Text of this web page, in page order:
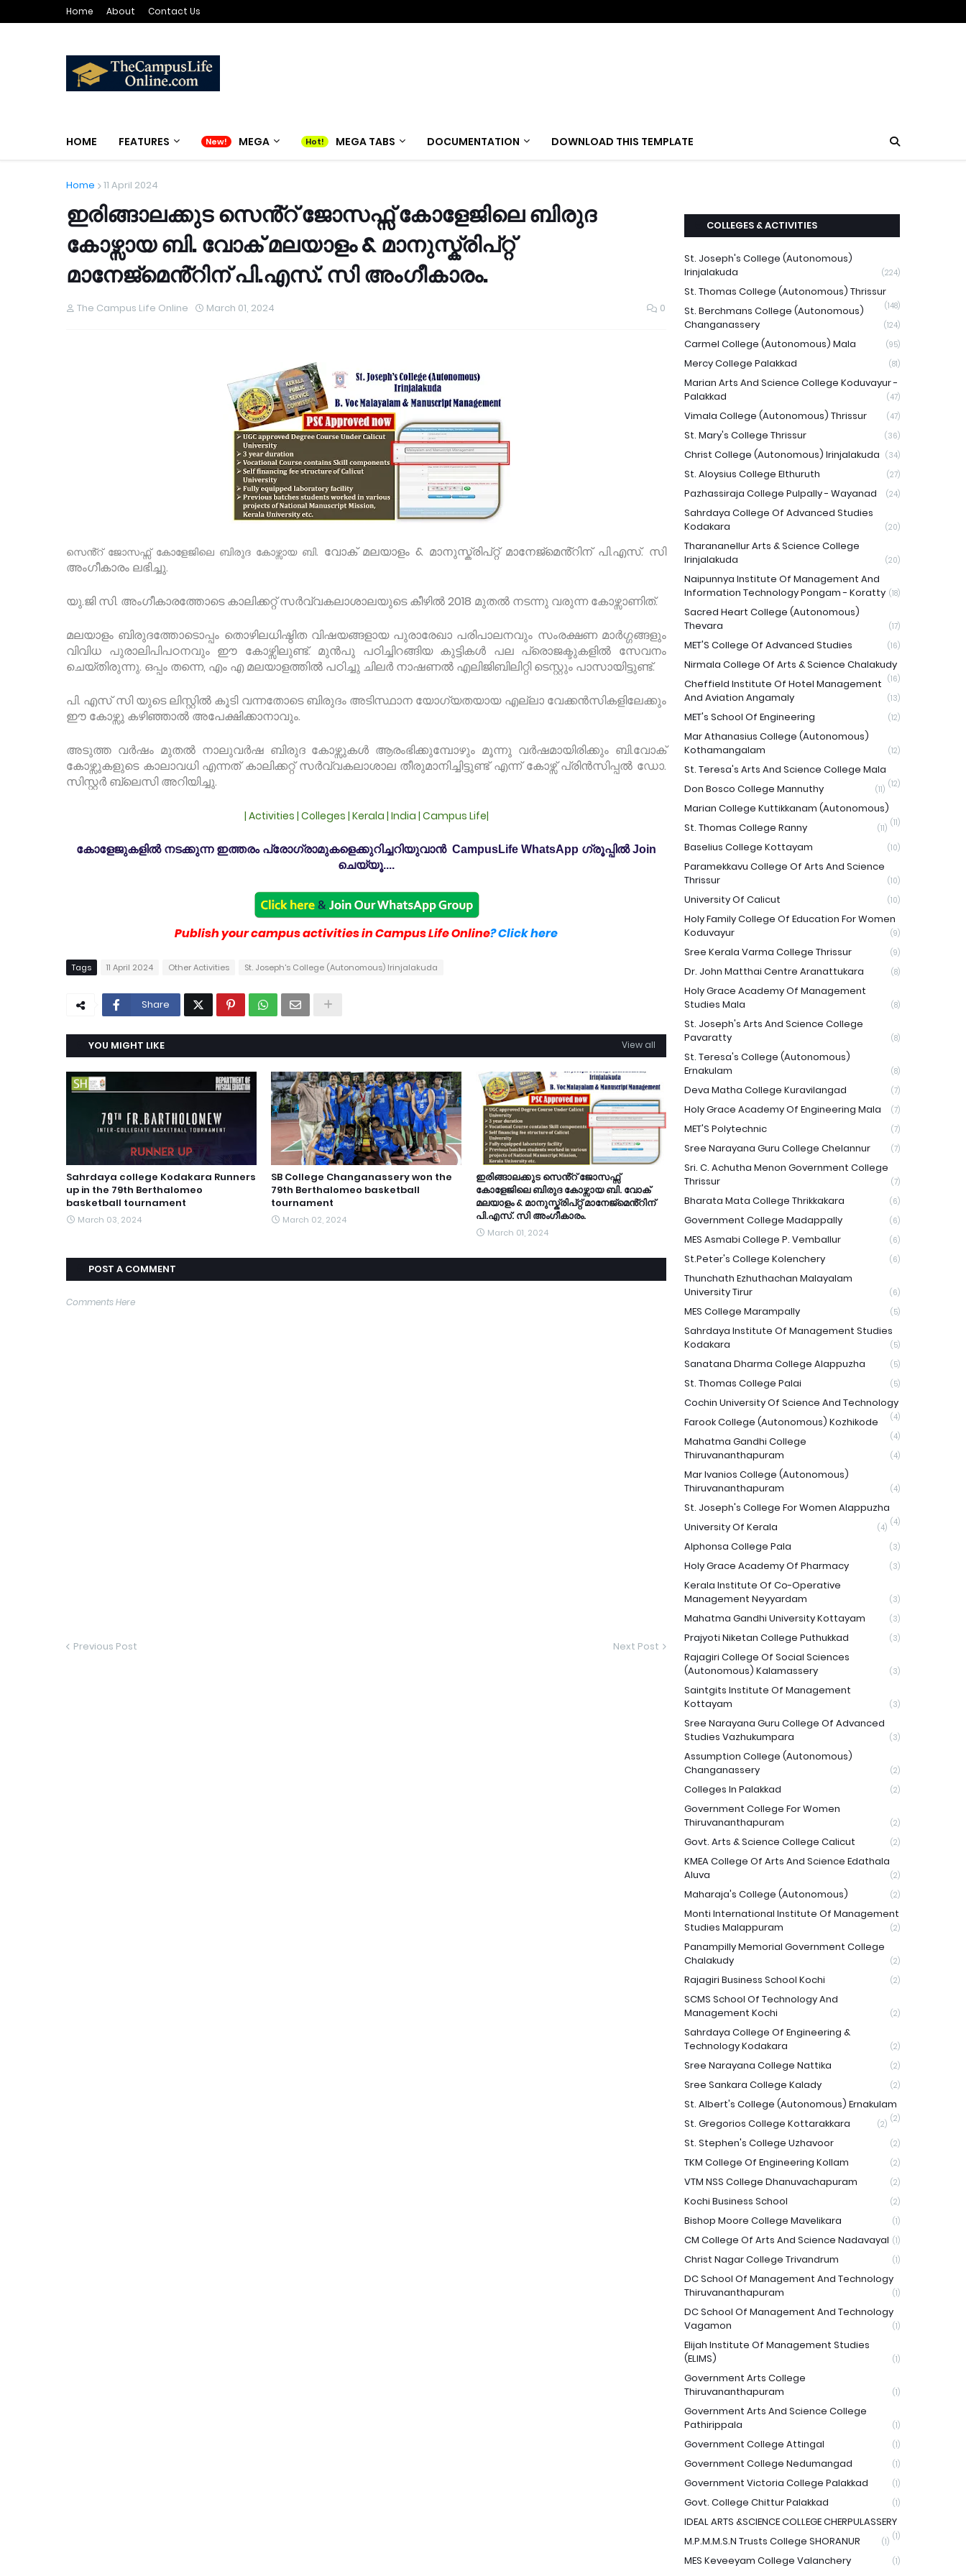
Home About Contact Us
HOME FEATURES MEGA MEGA TABS DOCUMENTATION DOWNLOAD THIS TEMPLATE
Home 11 April 2024
ഇരിങ്ങാലക്കുട സെൻ്റ് ജോസഫ്സ് കോളേജിലെ ബിരുദ
കോഴ്സായ ബി. വോക് മലയാളം & മാനുസ്ക്രിപ്റ്റ്
മാനേജ്മെൻ്റിന് പി.എസ്. സി അംഗീകാരം.
The Campus Life Online March 01, 2024 0
സെൻ്റ് ജോസഫ്സ് കോളേജിലെ ബിരുദ കോഴ്സായ ബി. വോക് മലയാളം & മാനുസ്ക്രിപ്റ്റ് മാനേജ്മെൻ്റിന് പി.എസ്. സി
അംഗീകാരം ലഭിച്ചു.
യു.ജി സി. അംഗീകാരത്തോടെ കാലിക്കറ്റ് സർവ്വകലാശാലയുടെ കീഴിൽ 2018 മുതൽ നടന്നു വരുന്ന കോഴ്സാണിത്.
മലയാളം ബിരുദത്തോടൊപ്പം തൊഴിലധിഷ്ഠിത വിഷയങ്ങളായ പുരാരേഖാ പരിപാലനവും സംരക്ഷണ മാർഗ്ഗങ്ങളും
വിവിധ പുരാലിപിപഠനവും ഈ കോഴ്സിലുണ്ട്. മുൻപു പഠിച്ചിറങ്ങിയ കുട്ടികൾ പല പ്രൊജക്ടുകളിൽ സേവനം
ചെയ്തിരുന്നു. ഒപ്പം തന്നെ, എം എ മലയാളത്തിൽ പഠിച്ചു ചിലർ നാഷണൽ എലിജിബിലിറ്റി ടെസ്റ്റും പാസായിട്ടുണ്ട്.
പി. എസ് സി യുടെ ലിസ്റ്റിൽ കൂടി വന്നതോടെ ബിരുദം അടിസ്ഥാന യോഗ്യതയായ എല്ലാ വേക്കൻസികളിലേക്കും
ഈ കോഴ്സു കഴിഞ്ഞാൽ അപേക്ഷിക്കാനാവും.
അടുത്ത വർഷം മുതൽ നാലുവർഷ ബിരുദ കോഴ്സുകൾ ആരംഭിക്കുമ്പോഴും മൂന്നു വർഷമായിരിക്കും ബി.വോക്
കോഴ്സുകളുടെ കാലാവധി എന്നത് കാലിക്കറ്റ് സർവ്വകലാശാല തീരുമാനിച്ചിട്ടുണ്ട് എന്ന് കോഴ്സ് പ്രിൻസിപ്പൽ ഡോ.
സിസ്റ്റർ ബ്ലെസി അറിയിച്ചു.
| Activities | Colleges | Kerala | India | Campus Life|
കോളേജുകളിൽ നടക്കുന്ന ഇത്തരം പ്രോഗ്രാമുകളെക്കുറിച്ചറിയുവാൻ CampusLife WhatsApp ഗ്രൂപ്പിൽ Join
ചെയ്യൂ....
Publish your campus activities in Campus Life Online? Click here
Tags 11 April 2024 Other Activities St. Joseph's College (Autonomous) Irinjalakuda
Share
YOU MIGHT LIKE View all
Sahrdaya college Kodakara Runners
up in the 79th Berthalomeo
basketball tournament
March 03, 2024
SB College Changanassery won the
79th Berthalomeo basketball
tournament
March 02, 2024
ഇരിങ്ങാലക്കുട സെൻ്റ് ജോസഫ്സ്
കോളേജിലെ ബിരുദ കോഴ്സായ ബി. വോക്
മലയാളം & മാനുസ്ക്രിപ്റ്റ് മാനേജ്മെൻ്റിന്
പി.എസ്. സി അംഗീകാരം.
March 01, 2024
POST A COMMENT
Comments Here
Previous Post Next Post
COLLEGES & ACTIVITIES
St. Joseph's College (Autonomous)
Irinjalakuda
(224)
St. Thomas College (Autonomous) Thrissur
(148)
St. Berchmans College (Autonomous)
Changanassery
(124)
Carmel College (Autonomous) Mala (95)
Mercy College Palakkad (81)
Marian Arts And Science College Koduvayur -
Palakkad
(47)
Vimala College (Autonomous) Thrissur (47)
St. Mary's College Thrissur (36)
Christ College (Autonomous) Irinjalakuda (34)
St. Aloysius College Elthuruth (27)
Pazhassiraja College Pulpally - Wayanad (24)
Sahrdaya College Of Advanced Studies
Kodakara
(20)
Tharananellur Arts & Science College
Irinjalakuda
(20)
Naipunnya Institute Of Management And
Information Technology Pongam - Koratty (18)
Sacred Heart College (Autonomous)
Thevara
(17)
MET'S College Of Advanced Studies (16)
Nirmala College Of Arts & Science Chalakudy
(16)
Cheffield Institute Of Hotel Management
And Aviation Angamaly
(13)
MET's School Of Engineering (12)
Mar Athanasius College (Autonomous)
Kothamangalam
(12)
St. Teresa's Arts And Science College Mala
(12)
Don Bosco College Mannuthy (11)
Marian College Kuttikkanam (Autonomous)
(11)
St. Thomas College Ranny (11)
Baselius College Kottayam (10)
Paramekkavu College Of Arts And Science
Thrissur
(10)
University Of Calicut (10)
Holy Family College Of Education For Women
Koduvayur
(9)
Sree Kerala Varma College Thrissur (9)
Dr. John Matthai Centre Aranattukara (8)
Holy Grace Academy Of Management
Studies Mala
(8)
St. Joseph's Arts And Science College
Pavaratty
(8)
St. Teresa's College (Autonomous)
Ernakulam
(8)
Deva Matha College Kuravilangad (7)
Holy Grace Academy Of Engineering Mala (7)
MET'S Polytechnic (7)
Sree Narayana Guru College Chelannur (7)
Sri. C. Achutha Menon Government College
Thrissur
(7)
Bharata Mata College Thrikkakara (6)
Government College Madappally (6)
MES Asmabi College P. Vemballur (6)
St.Peter's College Kolenchery (6)
Thunchath Ezhuthachan Malayalam
University Tirur
(6)
MES College Marampally (5)
Sahrdaya Institute Of Management Studies
Kodakara
(5)
Sanatana Dharma College Alappuzha (5)
St. Thomas College Palai (5)
Cochin University Of Science And Technology
(4)
Farook College (Autonomous) Kozhikode
(4)
Mahatma Gandhi College
Thiruvananthapuram
(4)
Mar Ivanios College (Autonomous)
Thiruvananthapuram
(4)
St. Joseph's College For Women Alappuzha
(4)
University Of Kerala (4)
Alphonsa College Pala (3)
Holy Grace Academy Of Pharmacy (3)
Kerala Institute Of Co-Operative
Management Neyyardam
(3)
Mahatma Gandhi University Kottayam (3)
Prajyoti Niketan College Puthukkad (3)
Rajagiri College Of Social Sciences
(Autonomous) Kalamassery
(3)
Saintgits Institute Of Management
Kottayam
(3)
Sree Narayana Guru College Of Advanced
Studies Vazhukumpara
(3)
Assumption College (Autonomous)
Changanassery
(2)
Colleges In Palakkad (2)
Government College For Women
Thiruvananthapuram
(2)
Govt. Arts & Science College Calicut (2)
KMEA College Of Arts And Science Edathala
Aluva
(2)
Maharaja's College (Autonomous) (2)
Monti International Institute Of Management
Studies Malappuram
(2)
Panampilly Memorial Government College
Chalakudy
(2)
Rajagiri Business School Kochi (2)
SCMS School Of Technology And
Management Kochi
(2)
Sahrdaya College Of Engineering &
Technology Kodakara
(2)
Sree Narayana College Nattika (2)
Sree Sankara College Kalady (2)
St. Albert's College (Autonomous) Ernakulam
(2)
St. Gregorios College Kottarakkara (2)
St. Stephen's College Uzhavoor (2)
TKM College Of Engineering Kollam (2)
VTM NSS College Dhanuvachapuram (2)
Kochi Business School (2)
Bishop Moore College Mavelikara (1)
CM College Of Arts And Science Nadavayal (1)
Christ Nagar College Trivandrum (1)
DC School Of Management And Technology
Thiruvananthapuram
(1)
DC School Of Management And Technology
Vagamon
(1)
Elijah Institute Of Management Studies
(ELIMS)
(1)
Government Arts College
Thiruvananthapuram
(1)
Government Arts And Science College
Pathirippala
(1)
Government College Attingal (1)
Government College Nedumangad (1)
Government Victoria College Palakkad (1)
Govt. College Chittur Palakkad (1)
IDEAL ARTS &SCIENCE COLLEGE CHERPULASSERY
(1)
M.P.M.M.S.N Trusts College SHORANUR (1)
MES Keveeyam College Valanchery (1)